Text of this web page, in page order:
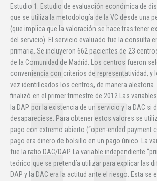
Estudio 1: Estudio de evaluación económica de
que se utiliza la metodología de la VC desde una
(que implica que la valoración se hace tras tener
del servicio). El servicio evaluado fue la consulta
primaria. Se incluyeron 662 pacientes de 23
de la Comunidad de Madrid. Los centros fueron
conveniencia con criterios de representatividad, y
vez identificados los centros, de manera
finalizó en el primer trimestre de 2012.Las
la DAP por la existencia de un servicio y la DAC si
desapareciese. Para obtener estos valores se
pago con extremo abierto (“open-ended payment
pago era dinero de bolsillo en un pago único. La
fue la ratio DAC/DAP. La variable independiente
teórico que se pretendía utilizar para explicar las
DAP y la DAC era la actitud ante el riesgo. Esta se